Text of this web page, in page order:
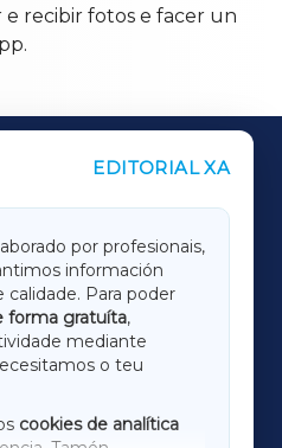
e recibir fotos e facer un
EDITORIAL XA
por profesionais,
información
calidade. Para poder
forma gratuíta,
mediante
o teu
cookies de analítica